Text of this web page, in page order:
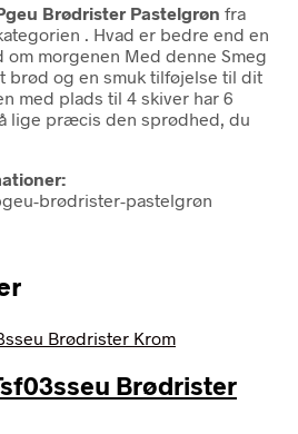
Brødrister Pastelgrøn fra
. Hvad er bedre end en
morgenen Med denne Smeg
og en smuk tilføjelse til dit
med plads til 4 skiver har 6
lige præcis den sprødhed, du
brødrister-pastelgrøn
Brødrister